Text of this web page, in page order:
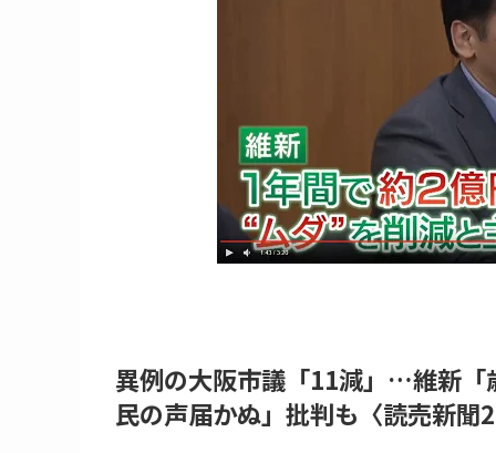
異例の大阪市議「11減」…維新「
民の声届かぬ」批判も〈読売新